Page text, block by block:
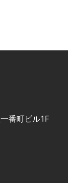
番町ビル1F